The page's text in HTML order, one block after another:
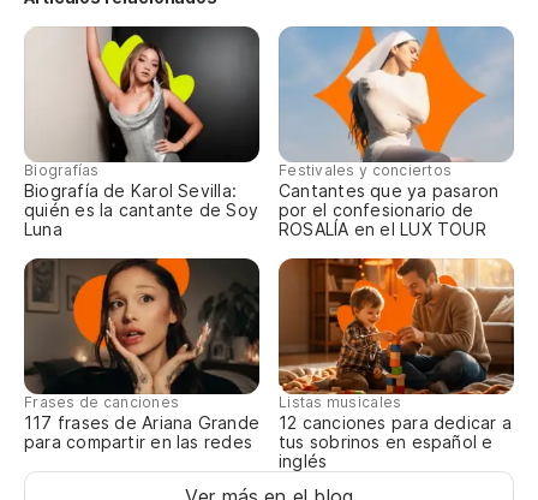
Biografías
Biografía de Karol Sevilla:
quién es la cantante de Soy
Luna
Festivales y conciertos
Cantantes que ya pasaron
por el confesionario de
ROSALÍA en el LUX TOUR
Frases de canciones
117 frases de Ariana Grande
para compartir en las redes
Listas musicales
12 canciones para dedicar a
tus sobrinos en español e
inglés